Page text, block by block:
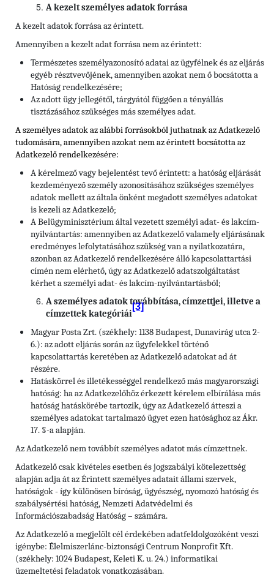
A kezelt személyes adatok forrása
A kezelt adatok forrása az érintett.
Amennyiben a kezelt adat forrása nem az érintett:
Természetes személyazonosító adatai az ügyfélnek és az eljárás
egyéb résztvevőjének, amennyiben azokat nem ő bocsátotta a
Hatóság rendelkezésére;
Az adott ügy jellegétől, tárgyától függően a tényállás
tisztázásához szükséges más személyes adat.
A személyes adatok az alábbi forrásokból juthatnak az Adatkezelő
tudomására, amennyiben azokat nem az érintett bocsátotta az
Adatkezelő rendelkezésére:
A kérelmező vagy bejelentést tevő érintett: a hatóság eljárását
kezdeményező személy azonosításához szükséges személyes
adatok mellett az általa önként megadott személyes adatokat
is kezeli az Adatkezelő;
A Belügyminisztérium által vezetett személyi adat- és lakcím-
nyilvántartás: amennyiben az Adatkezelő valamely eljárásának
eredményes lefolytatásához szükség van a nyilatkozatára,
azonban az Adatkezelő rendelkezésére álló kapcsolattartási
címén nem elérhető, úgy az Adatkezelő adatszolgáltatást
kérhet a személyi adat- és lakcím-nyilvántartásból;
A személyes adatok továbbítása, címzettjei, illetve a
címzettek kategóriái
[3]
Magyar Posta Zrt. (székhely: 1138 Budapest, Dunavirág utca 2-
6.): az adott eljárás során az ügyfelekkel történő
kapcsolattartás keretében az Adatkezelő adatokat ad át
részére.
Hatáskörrel és illetékességgel rendelkező más magyarországi
hatóság: ha az Adatkezelőhöz érkezett kérelem elbírálása más
hatóság hatáskörébe tartozik, úgy az Adatkezelő átteszi a
személyes adatokat tartalmazó ügyet ezen hatósághoz az Ákr.
17. §-a alapján.
Az Adatkezelő nem továbbít személyes adatot más címzettnek.
Adatkezelő csak kivételes esetben és jogszabályi kötelezettség
alapján adja át az Érintett személyes adatait állami szervek,
hatóságok - így különösen bíróság, ügyészség, nyomozó hatóság és
szabálysértési hatóság, Nemzeti Adatvédelmi és
Információszabadság Hatóság – számára.
Az Adatkezelő a megjelölt cél érdekében adatfeldolgozóként veszi
igénybe: Élelmiszerlánc-biztonsági Centrum Nonprofit Kft.
(székhely: 1024 Budapest, Keleti K. u. 24.) informatikai
üzemeltetési feladatok vonatkozásában.